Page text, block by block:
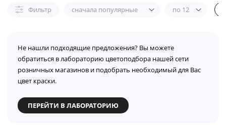
Фильтр сначала популярные по 12
Не нашли подходящие предложения? Вы можете
обратиться в лабораторию цветоподбора нашей сети
розничных магазинов и подобрать необходимый для Вас
цвет краски.
ПЕРЕЙТИ В ЛАБОРАТОРИЮ